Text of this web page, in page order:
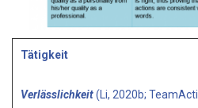
Tätigkeit
Verlässlichkeit(Li, 2020b;